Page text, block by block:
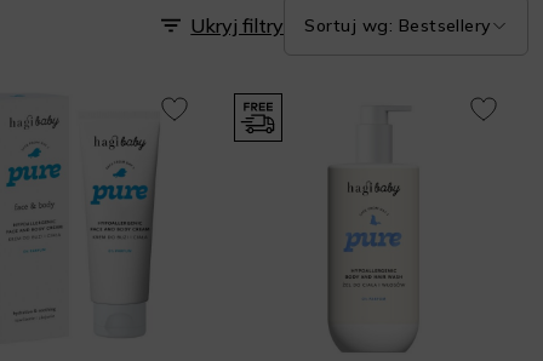
Ukryj filtry Sortuj wg: Bestsellery